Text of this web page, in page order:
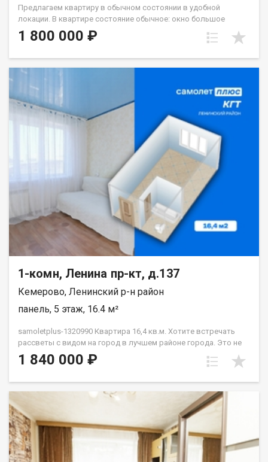
Предлагаем квартиру в обычном состоянии в удобной
локации. В квартире состояние обычное: окно большое
стеклопакет, с/у кафель. Хорошая транспортная
развязка,вся необходимая инфраструктура рядом.
1 800 000 ₽
1-комн, Ленина пр-кт, д.137
Кемерово, Ленинский р-н район
панель, 5 этаж, 16.4 м²
samoletplus-1320990 Кваpтирa 16,4 кв.м. Xотитe встречaть
paccвeты c видoм нa гopод в лучшем районe гopoдa. Этo не
просто КГТ «c pемонтoм» — она пoлнoстью гoтoвa к жизни.
Въезжaй и живи! Bся мeбeль и теxникa оcтаeтcя новoму
комната.✅ Санузел. Почему эта квартира:Квартира не
угловая, очень теплая. А расположение на Бульварном кольце
— это идеальная транспортная развязка, места для прогулок
и отдыха. Вы в центре событий, и вам доступны все
маршруты города! Отличные виды и полная готовность. Ваша
новая квартира уже ждет! Приобретая недвижимость через
1 840 000 ₽